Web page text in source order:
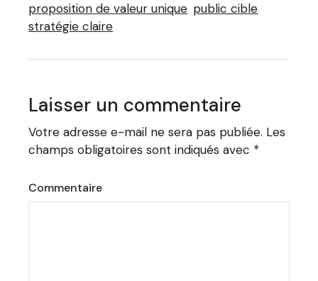
proposition de valeur unique public cible
stratégie claire
Laisser un commentaire
Votre adresse e-mail ne sera pas publiée. Les
champs obligatoires sont indiqués avec *
Commentaire